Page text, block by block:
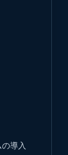
導入